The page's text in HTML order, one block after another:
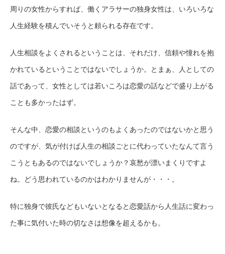
周りの女性からすれば、働くアラサーの独身女性は、いろいろな
人生経験を積んでいそうと頼られる存在です。
人生相談をよくされるということは、それだけ、信頼や憧れを抱
かれているということではないでしょうか。とまぁ、人としての
話であって、女性としては若いころは恋愛の話などで盛り上がる
ことも多かったはず。
そんな中、恋愛の相談というのもよくあったのではないかと思う
のですが、気が付けば人生の相談ごとに代わっていたなんて言う
こうともあるのではないでしょうか？哀愁が漂いまくりですよ
ね。どう思われているのかはわかりませんが・・・。
特に独身で彼氏などもいないとなると恋愛話から人生話に変わっ
た事に気付いた時の切なさは想像を超えるかも。